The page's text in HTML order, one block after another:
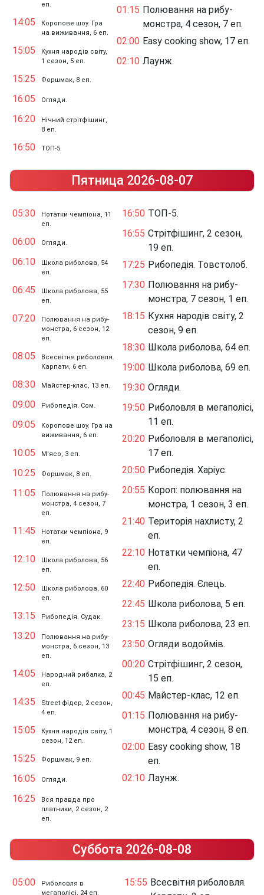
еп.
14:05
Коропове шоу. Гра
на виживання, 6 еп.
15:05
Кухня народів світу,
1 сезон, 5 еп.
15:25 Форшмак, 8 еп.
16:05 Огляди.
16:20
Нічний стрітфішинг,
8 еп.
16:50 ТОП-5.
01:15 Полювання на рибу-
монстра, 4 сезон, 7 еп.
02:00 Easy cooking show, 17 еп.
02:10 Лаунж.
Пятница 2026-08-07
05:30
Нотатки чемпіона, 11
еп.
06:00 Огляди.
06:10
Школа риболова, 54
еп.
06:45
Школа риболова, 55
еп.
07:20
Полювання на рибу-
монстра, 6 сезон, 12
еп.
08:05
Всесвітня риболовля.
Карпати, 6 еп.
08:30 Майстер-клас, 13 еп.
09:00 Рибопедія. Сом.
09:05
Коропове шоу. Гра на
виживання, 6 еп.
10:05 М'ясо, 3 еп.
10:25 Форшмак, 8 еп.
11:05
Полювання на рибу-
монстра, 4 сезон, 7
еп.
11:45
Нотатки чемпіона, 9
еп.
12:10
Школа риболова, 56
еп.
12:50
Школа риболова, 60
еп.
13:15 Рибопедія. Судак.
13:20
Полювання на рибу-
монстра, 6 сезон, 13
еп.
14:05
Народний рибалка, 2
еп.
14:35
Street фідер, 2 сезон,
4 еп.
15:05
Кухня народів світу, 1
сезон, 12 еп.
15:25 Форшмак, 9 еп.
16:05 Огляди.
16:25
Вся правда про
платники, 2 сезон, 2
еп.
16:50 ТОП-5.
16:55 Стрітфішинг, 2 сезон,
19 еп.
17:25 Рибопедія. Товстолоб.
17:30 Полювання на рибу-
монстра, 7 сезон, 1 еп.
18:15 Кухня народів світу, 2
сезон, 9 еп.
18:30 Школа риболова, 64 еп.
19:00 Школа риболова, 69 еп.
19:30 Огляди.
19:50 Риболовля в мегаполісі,
11 еп.
20:20 Риболовля в мегаполісі,
17 еп.
20:50 Рибопедія. Харіус.
20:55 Короп: полювання на
монстра, 1 сезон, 3 еп.
21:40 Територія нахлисту, 2
еп.
22:10 Нотатки чемпіона, 47
еп.
22:40 Рибопедія. Єлець.
22:45 Школа риболова, 5 еп.
23:15 Школа риболова, 23 еп.
23:50 Огляди водоймів.
00:20 Стрітфішинг, 2 сезон,
15 еп.
00:45 Майстер-клас, 12 еп.
01:15 Полювання на рибу-
монстра, 4 сезон, 8 еп.
02:00 Easy cooking show, 18
еп.
02:10 Лаунж.
Суббота 2026-08-08
05:00
Риболовля в
мегаполісі, 24 еп.
15:55 Всесвітня риболовля.